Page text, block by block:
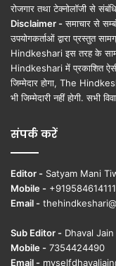
रोजगार तथा टेक्नोलॉजी से
Disclaimer - समाचार से
उपयोगकर्ताओं द्वारा प्रस्तुत
Hindkeshari इस तरह के
Hindkeshari में प्रकाशित
जिम्मेदार होगा, The
भी जिम्मेदारी नहीं होगी. सभी
संपर्क करें
Editor - Satyam Mani
Mobile -
Email -
Sub Editor - Dhaval Jain
Mobile - 7354424490
Email -